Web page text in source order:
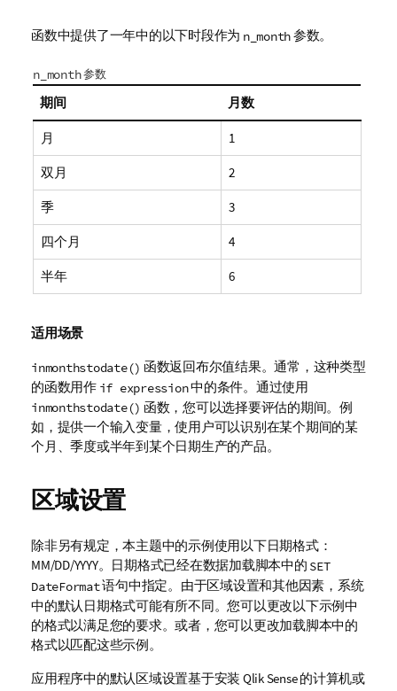
函数中提供了一年中的以下时段作为 n_month参数。
n_month参数
期间 月数
月 1
双月 2
季 3
四个月 4
半年 6
适用场景
inmonthstodate() 函数返回布尔值结果。通常，这种类型
的函数用作 if expression中的条件。通过使用
inmonthstodate() 函数，您可以选择要评估的期间。例
如，提供一个输入变量，使用户可以识别在某个期间的某
个月、季度或半年到某个日期生产的产品。
区域设置
除非另有规定，本主题中的示例使用以下日期格式：
MM/DD/YYYY。日期格式已经在数据加载脚本中的 SET
DateFormat语句中指定。由于区域设置和其他因素，系统
中的默认日期格式可能有所不同。您可以更改以下示例中
的格式以满足您的要求。或者，您可以更改加载脚本中的
格式以匹配这些示例。
应用程序中的默认区域设置基于安装 Qlik Sense的计算机或